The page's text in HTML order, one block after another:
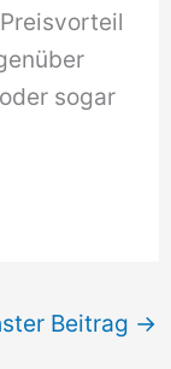
sogar
Beitrag →